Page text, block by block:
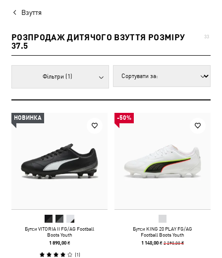
Взуття
РОЗПРОДАЖ ДИТЯЧОГО ВЗУТТЯ РОЗМІРУ
37.5
33
Фільтри (1)
НОВИНКА
Бутси VITORIA II FG/AG Football
Boots Youth
1 890,00 ₴
(1)
-50%
Бутси KING 20 PLAY FG/AG
Football Boots Youth
1 140,00 ₴2 290,00 ₴